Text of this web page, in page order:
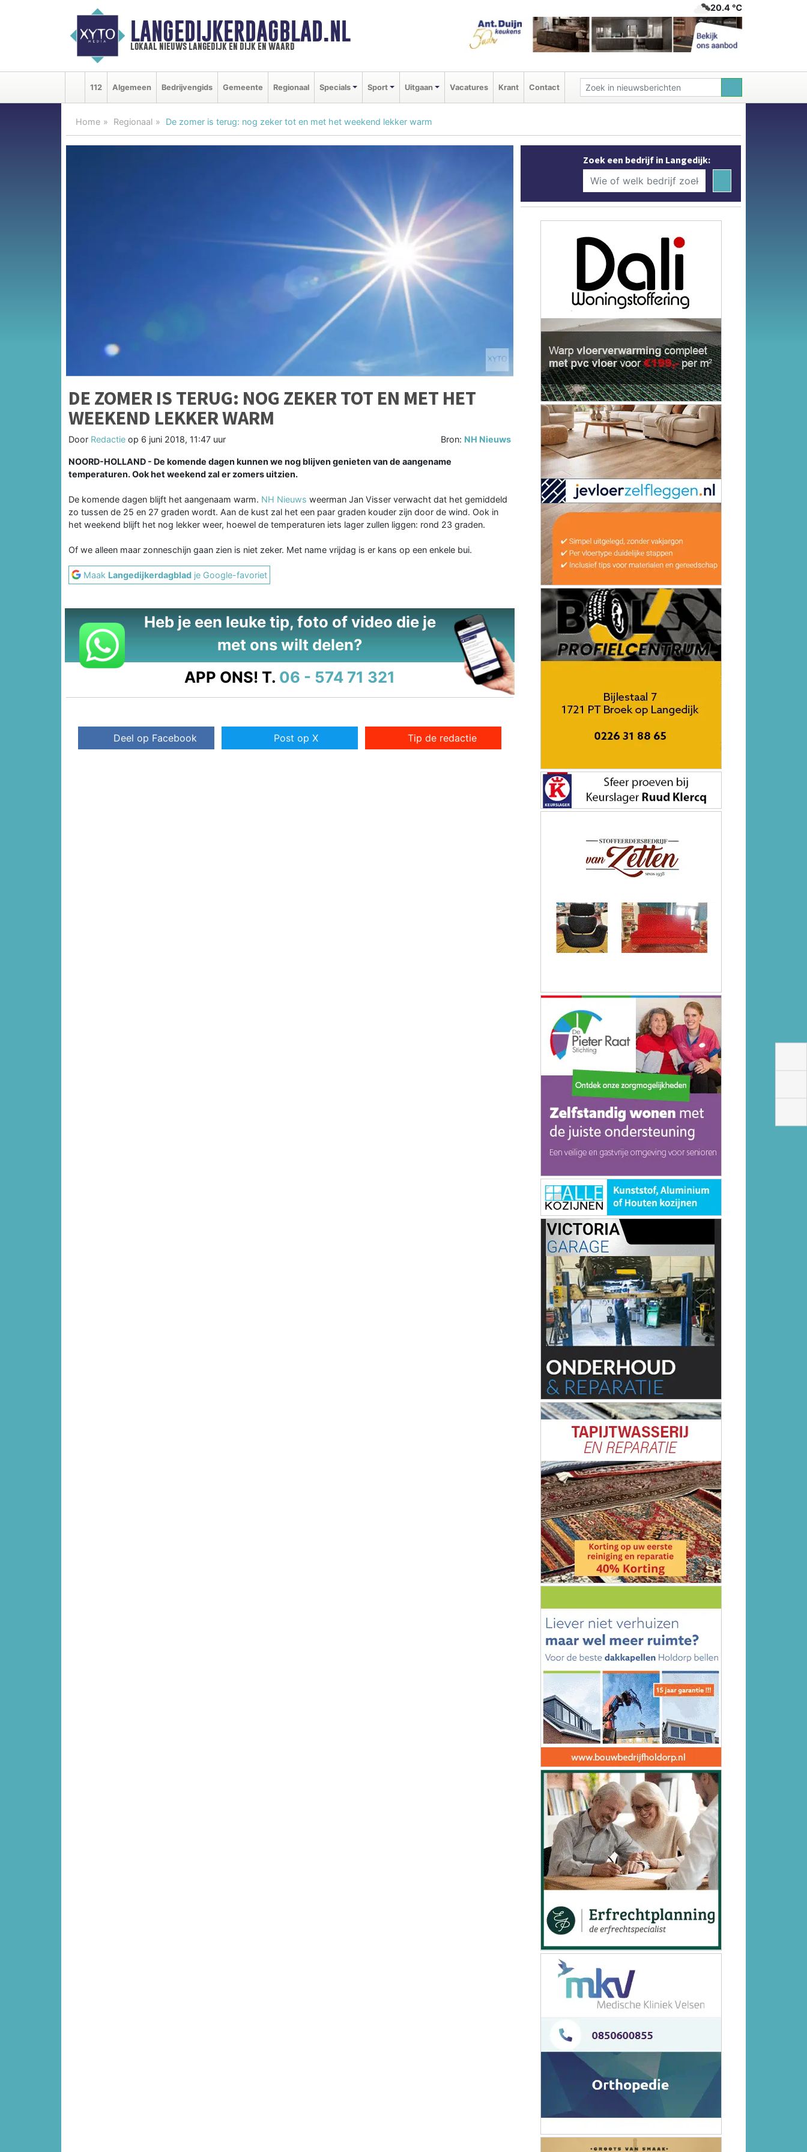
LANGEDIJKERDAGBLAD.NL
lokaal nieuws langedijk en dijk en waard
20.4 ℃
112 Algemeen Bedrijvengids Gemeente Regionaal Specials Sport Uitgaan Vacatures Krant Contact
Home Regionaal De zomer is terug: nog zeker tot en met het weekend lekker warm
DE ZOMER IS TERUG: NOG ZEKER TOT EN MET HET
WEEKEND LEKKER WARM
Door Redactie op 6 juni 2018, 11:47 uur Bron: NH Nieuws
NOORD-HOLLAND - De komende dagen kunnen we nog blijven genieten van de aangename
temperaturen. Ook het weekend zal er zomers uitzien.
De komende dagen blijft het aangenaam warm. NH Nieuws weerman Jan Visser verwacht dat het gemiddeld
zo tussen de 25 en 27 graden wordt. Aan de kust zal het een paar graden kouder zijn door de wind. Ook in
het weekend blijft het nog lekker weer, hoewel de temperaturen iets lager zullen liggen: rond 23 graden.
Of we alleen maar zonneschijn gaan zien is niet zeker. Met name vrijdag is er kans op een enkele bui.
Maak Langedijkerdagblad je Google-favoriet
Heb je een leuke tip, foto of video die je
met ons wilt delen?
APP ONS! T. 06 - 574 71 321
Deel op Facebook Post op X Tip de redactie
Zoek een bedrijf in Langedijk: